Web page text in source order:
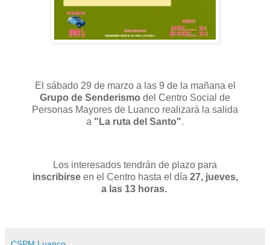
El sábado 29 de marzo a las 9 de la mañana el
Grupo de Senderismo del Centro Social de
Personas Mayores de Luanco realizará la salida
a "La ruta del Santo".
Los interesados tendrán de plazo para
inscribirseen el Centro hasta el día 27, jueves,
a las 13 horas.